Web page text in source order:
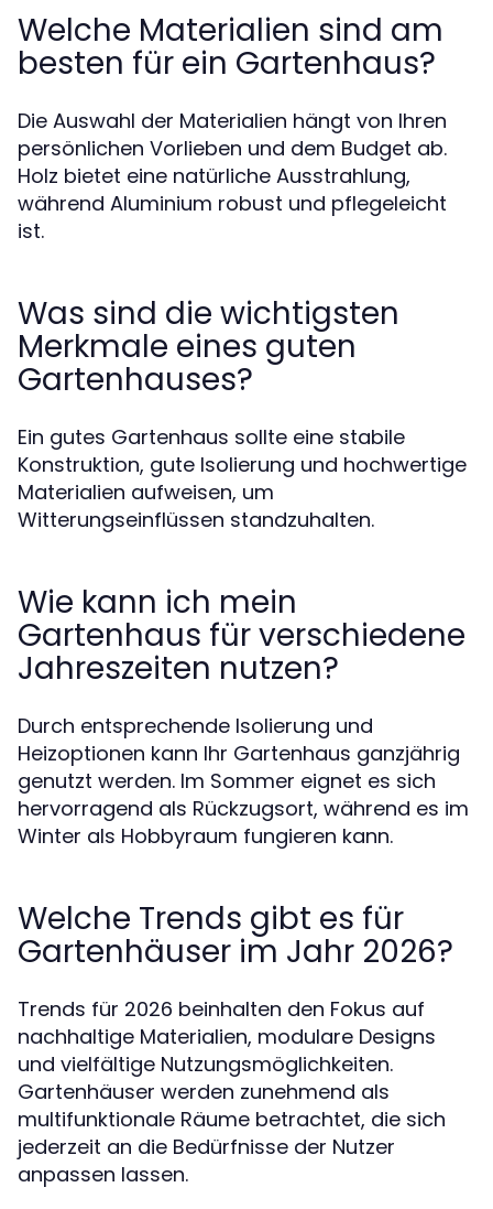
Welche Materialien sind am
besten für ein Gartenhaus?
Die Auswahl der Materialien hängt von Ihren
persönlichen Vorlieben und dem Budget ab.
Holz bietet eine natürliche Ausstrahlung,
während Aluminium robust und pflegeleicht
ist.
Was sind die wichtigsten
Merkmale eines guten
Gartenhauses?
Ein gutes Gartenhaus sollte eine stabile
Konstruktion, gute Isolierung und hochwertige
Materialien aufweisen, um
Witterungseinflüssen standzuhalten.
Wie kann ich mein
Gartenhaus für verschiedene
Jahreszeiten nutzen?
Durch entsprechende Isolierung und
Heizoptionen kann Ihr Gartenhaus ganzjährig
genutzt werden. Im Sommer eignet es sich
hervorragend als Rückzugsort, während es im
Winter als Hobbyraum fungieren kann.
Welche Trends gibt es für
Gartenhäuser im Jahr 2026?
Trends für 2026 beinhalten den Fokus auf
nachhaltige Materialien, modulare Designs
und vielfältige Nutzungsmöglichkeiten.
Gartenhäuser werden zunehmend als
multifunktionale Räume betrachtet, die sich
jederzeit an die Bedürfnisse der Nutzer
anpassen lassen.